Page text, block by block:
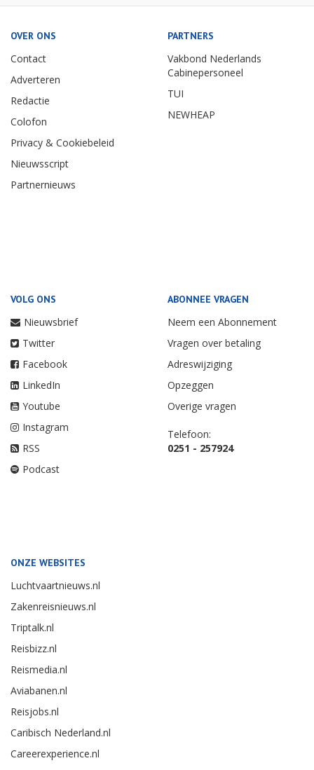
OVER ONS
Contact
Adverteren
Redactie
Colofon
Privacy & Cookiebeleid
Nieuwsscript
Partnernieuws
PARTNERS
Vakbond Nederlands
Cabinepersoneel
TUI
NEWHEAP
VOLG ONS
Nieuwsbrief
Twitter
Facebook
LinkedIn
Youtube
Instagram
RSS
Podcast
ABONNEE VRAGEN
Neem een Abonnement
Vragen over betaling
Adreswijziging
Opzeggen
Overige vragen
Telefoon:
0251 - 257924
ONZE WEBSITES
Luchtvaartnieuws.nl
Zakenreisnieuws.nl
Triptalk.nl
Reisbizz.nl
Reismedia.nl
Aviabanen.nl
Reisjobs.nl
Caribisch Nederland.nl
Careerexperience.nl